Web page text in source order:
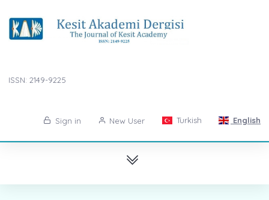
ISSN: 2149-9225
Sign in New User Turkish English